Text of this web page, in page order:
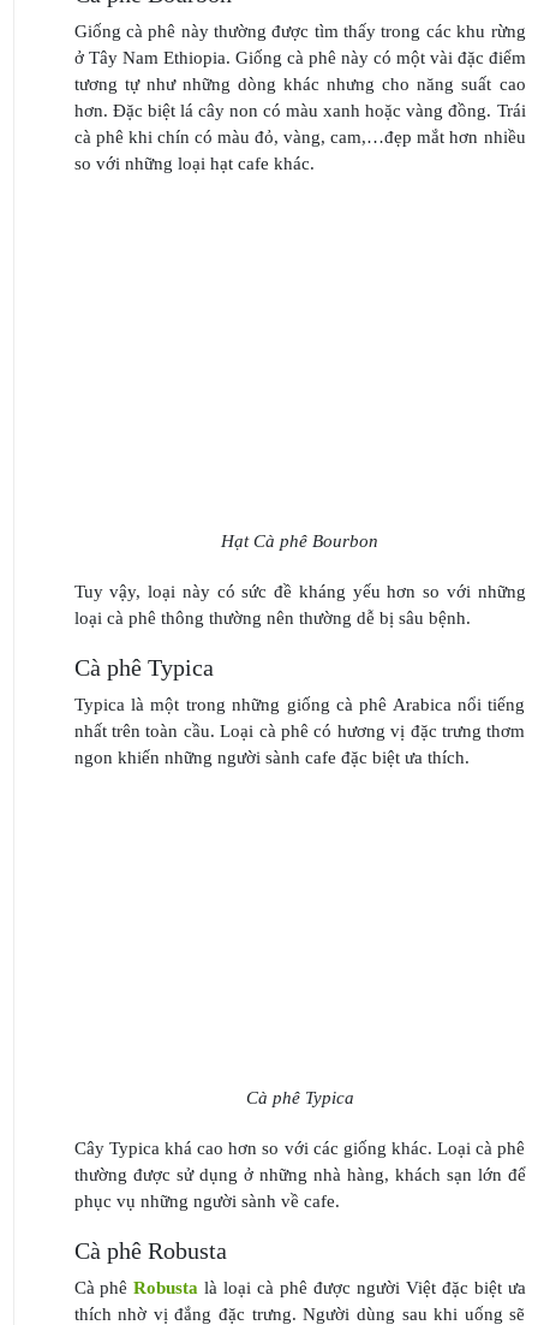
Giống cà phê này thường được tìm thấy trong các khu rừng
ở Tây Nam Ethiopia. Giống cà phê này có một vài đặc điểm
tương tự như những dòng khác nhưng cho năng suất cao
hơn. Đặc biệt lá cây non có màu xanh hoặc vàng đồng. Trái
cà phê khi chín có màu đỏ, vàng, cam,…đẹp mắt hơn nhiều
so với những loại hạt cafe khác.
Hạt Cà phê Bourbon
Tuy vậy, loại này có sức đề kháng yếu hơn so với những
loại cà phê thông thường nên thường dễ bị sâu bệnh.
Cà phê Typica
Typica là một trong những giống cà phê Arabica nổi tiếng
nhất trên toàn cầu. Loại cà phê có hương vị đặc trưng thơm
ngon khiến những người sành cafe đặc biệt ưa thích.
Cà phê Typica
Cây Typica khá cao hơn so với các giống khác. Loại cà phê
thường được sử dụng ở những nhà hàng, khách sạn lớn để
phục vụ những người sành về cafe.
Cà phê Robusta
Cà phêRobusta là loại cà phê được người Việt đặc biệt ưa
thích nhờ vị đắng đặc trưng. Người dùng sau khi uống sẽ